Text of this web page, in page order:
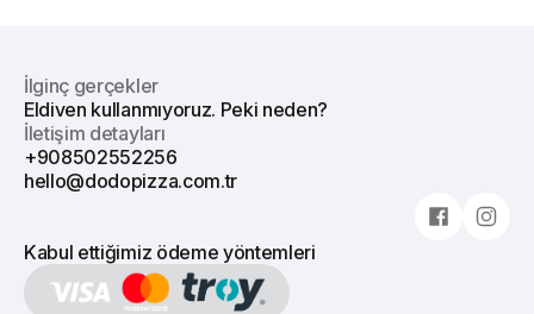
İlginç gerçekler
Eldiven kullanmıyoruz. Peki neden?
İletişim detayları
+908502552256
hello@dodopizza.com.tr
Kabul ettiğimiz ödeme yöntemleri